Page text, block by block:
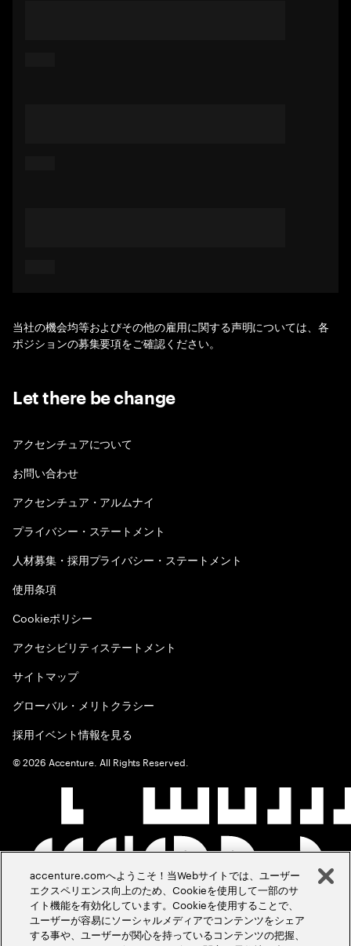
当社の機会均等およびその他の雇用に関する声明については、各
ポジションの募集要項をご確認ください。
Let there be change
アクセンチュアについて
お問い合わせ
アクセンチュア・アルムナイ
プライバシー・ステートメント
人材募集・採用プライバシー・ステートメント
使用条項
Cookieポリシー
アクセシビリティステートメント
サイトマップ
グローバル・メリトクラシー
採用イベント情報を見る
©2026 Accenture. All Rights Reserved.
accenture.comへようこそ！当Webサイトでは、ユーザー
エクスペリエンス向上のため、Cookieを使用して一部のサ
イト機能を有効化しています。Cookieを使用することで、
ユーザーが容易にソーシャルメディアでコンテンツをシェア
する事や、ユーザーが関心を持っているコンテンツの把握、